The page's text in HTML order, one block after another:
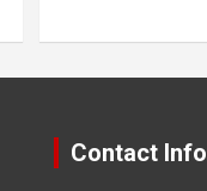
Contact Info